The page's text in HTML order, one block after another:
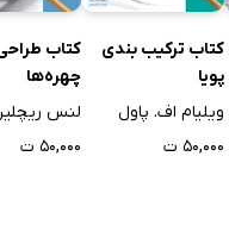
کتاب ترکیب بندی
پویا
ویلیام اف. پاول
۵۰,۰۰۰ ت
کتاب
چهره‌ها
لنس
۵۰,۰۰۰ ت